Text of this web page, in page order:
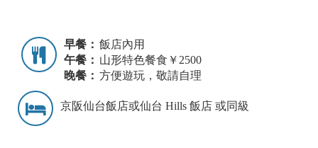
早餐： 飯店內用
午餐： 山形特色餐食￥2500
晚餐： 方便遊玩，敬請自理
京阪仙台飯店或仙台 Hills 飯店 或同級